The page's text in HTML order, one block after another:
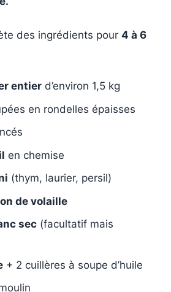
des ingrédients pour 4 à 6
entier d’environ 1,5 kg
en rondelles épaisses
en chemise
(thym, laurier, persil)
de volaille
sec (facultatif mais
+ 2 cuillères à soupe d’huile